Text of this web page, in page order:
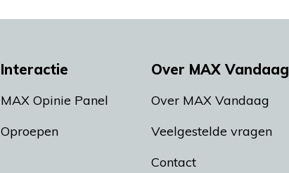
Interactie
MAX Opinie Panel
Oproepen
Over MAX Vandaag
Over MAX Vandaag
Veelgestelde vragen
Contact